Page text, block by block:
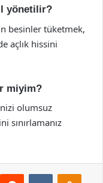
yönetilir?
besinler tüketmek,
açlık hissini
miyim?
olumsuz
sınırlamanız
Reddit VKontakte